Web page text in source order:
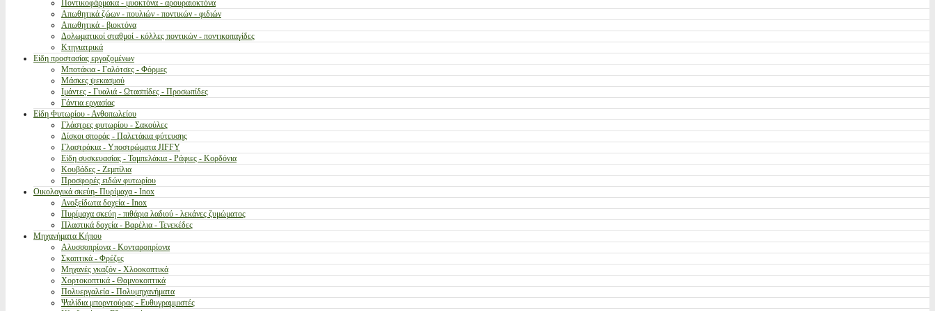
Ποντικοφάρμακα - μυοκτόνα - αρουραιοκτόνα
Απωθητικά ζώων - πουλιών - ποντικών - φιδιών
Απωθητικά - βιοκτόνα
Δολωματικοί σταθμοί - κόλλες ποντικών - ποντικοπαγίδες
Κτηνιατρικά
Είδη προστασίας εργαζομένων
Μποτάκια - Γαλότσες - Φόρμες
Μάσκες ψεκασμού
Ιμάντες - Γυαλιά - Ωτασπίδες - Προσωπίδες
Γάντια εργασίας
Είδη Φυτωρίου - Ανθοπωλείου
Γλάστρες φυτωρίου - Σακούλες
Δίσκοι σποράς - Παλετάκια φύτευσης
Γλαστράκια - Υποστρώματα JIFFY
Είδη συσκευασίας - Ταμπελάκια - Ράφιες - Κορδόνια
Κουβάδες - Ζεμπίλια
Προσφορές ειδών φυτωρίου
Οικολογικά σκεύη- Πυρίμαχα - Inox
Ανοξείδωτα δοχεία - Inox
Πυρίμαχα σκεύη - πιθάρια λαδιού - λεκάνες ζυμώματος
Πλαστικά δοχεία - Βαρέλια - Τενεκέδες
Μηχανήματα Κήπου
Αλυσσοπρίονα - Κονταροπρίονα
Σκαπτικά - Φρέζες
Μηχανές γκαζόν - Χλοοκοπτικά
Χορτοκοπτικά - Θαμνοκοπτικά
Πολυεργαλεία - Πολυμηχανήματα
Ψαλίδια μπορντούρας - Ευθυγραμμιστές